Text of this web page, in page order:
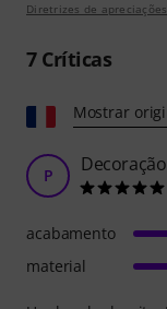
Diretrizes de apreciações
7Críticas
Mostrar
P
acabamento
material